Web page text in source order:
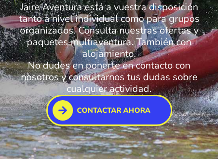
Jaire Aventura está a vuestra disposición
tanto a nivel individual como para grupos
organizados. Consulta nuestras ofertas y
paquetes multiaventura. También con
alojamiento.
No dudes en ponerte en contacto con
nosotros y consultarnos tus dudas sobre
cualquier actividad.
CONTACTAR AHORA